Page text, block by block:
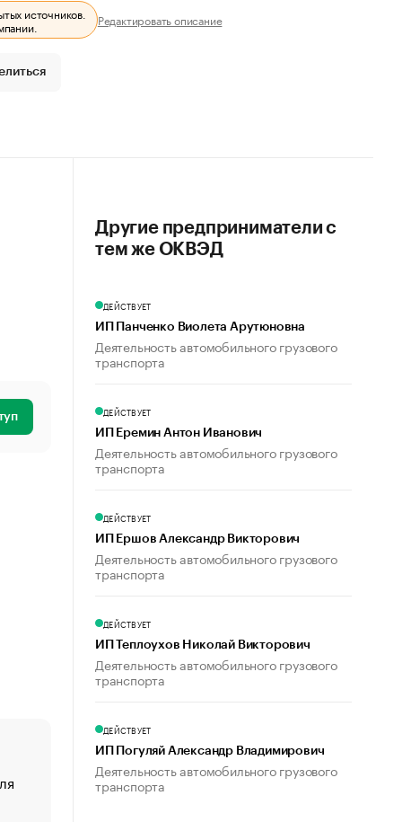
источников.
Редактировать описание
«От спорта тело стареет иначе». Как живет глава
создавшей GTA
Другие предприниматели с
тем же ОКВЭД
ДЕЙСТВУЕТ
ИП Панченко Виолета Арутюновна
Деятельность автомобильного грузового
транспорта
ДЕЙСТВУЕТ
ИП Еремин Антон Иванович
Деятельность автомобильного грузового
транспорта
ДЕЙСТВУЕТ
ИП Ершов Александр Викторович
Деятельность автомобильного грузового
транспорта
ДЕЙСТВУЕТ
ИП Теплоухов Николай Викторович
Деятельность автомобильного грузового
транспорта
ДЕЙСТВУЕТ
ИП Погуляй Александр Владимирович
Деятельность автомобильного грузового
транспорта